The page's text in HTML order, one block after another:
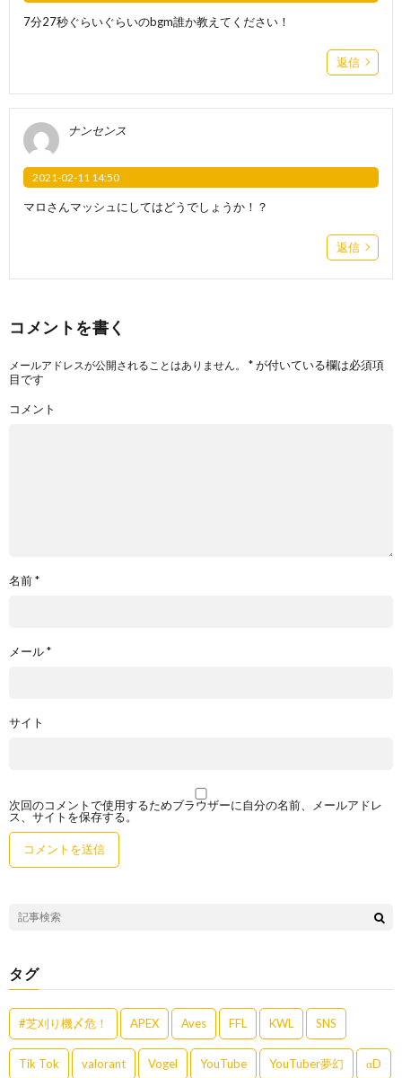
7分27秒ぐらいぐらいのbgm誰か教えてください！
返信
ナンセンス
2021-02-11 14:50
マロさんマッシュにしてはどうでしょうか！？
返信
コメントを書く
メールアドレスが公開されることはありません。 *が付いている欄は必須項
目です
コメント
名前*
メール*
サイト
次回のコメントで使用するためブラウザーに自分の名前、メールアドレ
ス、サイトを保存する。
タグ
#芝刈り機〆危！ APEX Aves FFL KWL SNS
Tik Tok valorant Vogel YouTube YouTuber夢幻 αD